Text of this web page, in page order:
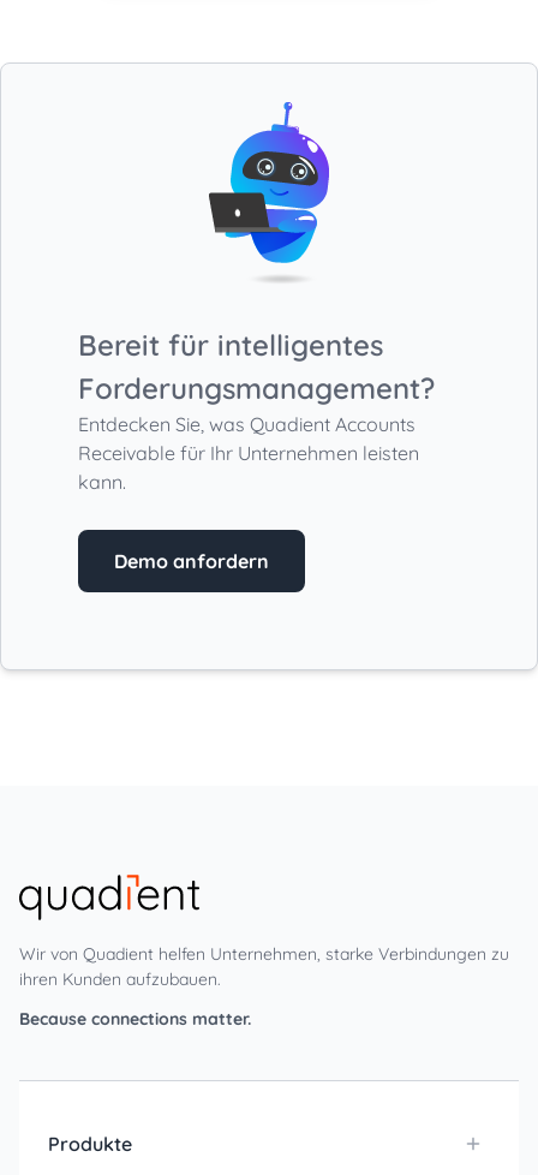
Bereit für intelligentes
Forderungsmanagement?
Entdecken Sie, was Quadient Accounts
Receivable für Ihr Unternehmen leisten
kann.
Demo anfordern
Wir von Quadient helfen Unternehmen, starke Verbindungen zu
ihren Kunden aufzubauen.
Because connections matter.
Produkte